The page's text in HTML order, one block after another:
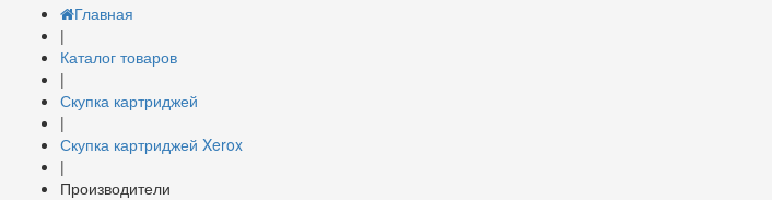
Главная
|
Каталог товаров
|
Скупка картриджей
|
Скупка картриджей Xerox
|
Производители